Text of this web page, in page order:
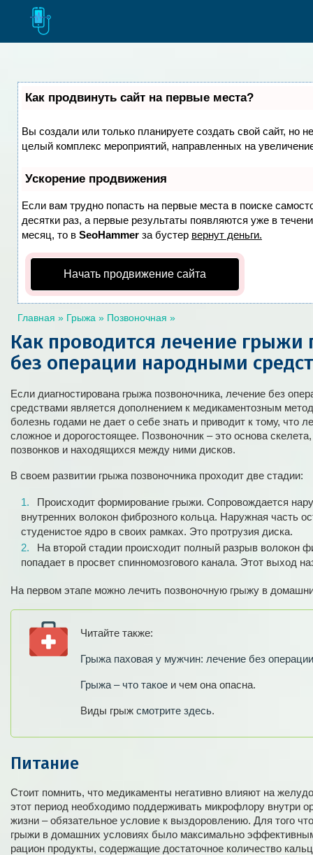
Как продвинуть сайт на первые места?
Вы создали или только планируете создать свой сайт, но
целый комплекс мероприятий, направленных на
Ускорение продвижения
Если вам трудно попасть на первые места в поиске
десятки раз, а первые результаты появляются уже в
месяц, то в SeoHammer за бустер вернут деньги.
Начать продвижение сайта
Главная » Грыжа » Позвоночная »
Как проводится лечение грыжи
без операции народными
Если диагностирована грыжа позвоночника, лечение без
средствами является дополнением к медикаментозным
болезнь годами не дает о себе знать и приводит к тому, что
сложное и дорогостоящее. Позвоночник – это основа скелета,
позвонков и находящихся между ними дисков.
В своем развитии грыжа позвоночника проходит две стадии:
Происходит формирование грыжи. Сопровождается
внутренних волокон фиброзного кольца. Наружная часть
студенистое ядро в своих рамках. Это протрузия диска.
На второй стадии происходит полный разрыв волокон
попадает в просвет спинномозгового канала. Этот выход
На первом этапе можно лечить позвоночную грыжу в
Читайте также:
Грыжа паховая у мужчин: лечение без операции
Грыжа – что такое и чем она опасна.
Виды грыж смотрите здесь.
Питание
Стоит помнить, что медикаменты негативно влияют на
этот период необходимо поддерживать микрофлору внутри
жизни – обязательное условие к выздоровлению. Для того
грыжи в домашних условиях было максимально
рацион продукты, содержащие достаточное количество